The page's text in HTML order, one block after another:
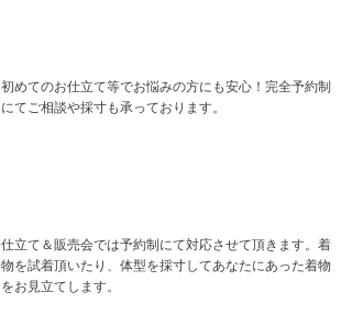
初めてのお仕立て等でお悩みの方にも安心！完全予約制
にてご相談や採寸も承っております。
仕立て＆販売会では予約制にて対応させて頂きます。着
物を試着頂いたり、体型を採寸してあなたにあった着物
をお見立てします。